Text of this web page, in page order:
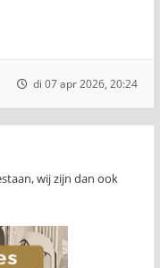
di 07 apr 2026, 20:24
wij zijn dan ook